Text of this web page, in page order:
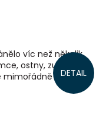
DETAIL
víc než několik
ostny, zuby nebo
mimořádně zvláštní